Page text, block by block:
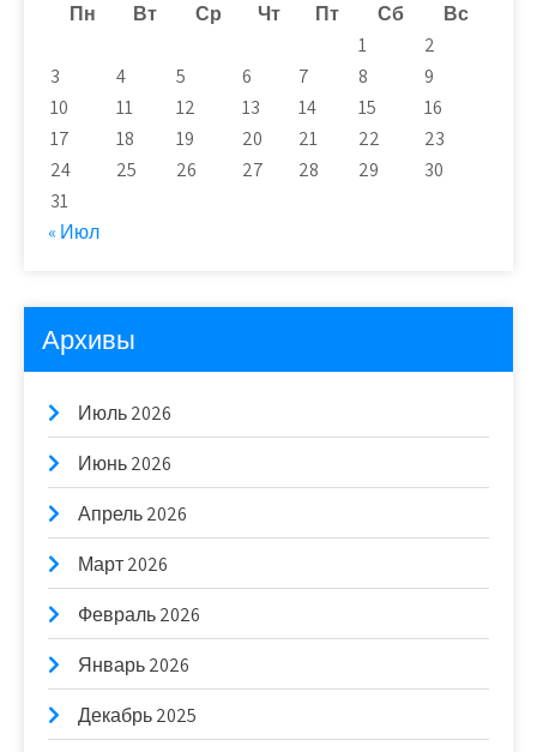
Пн
Вт Ср Чт Пт Сб
Вс
1
2
3
4 5 6 7 8
9
10
11 12 13 14 15
16
17
18 19 20 21 22
23
24
25 26 27 28 29
30
31
« Июл
Архивы
Июль 2026
Июнь 2026
Апрель 2026
Март 2026
Февраль 2026
Январь 2026
Декабрь 2025